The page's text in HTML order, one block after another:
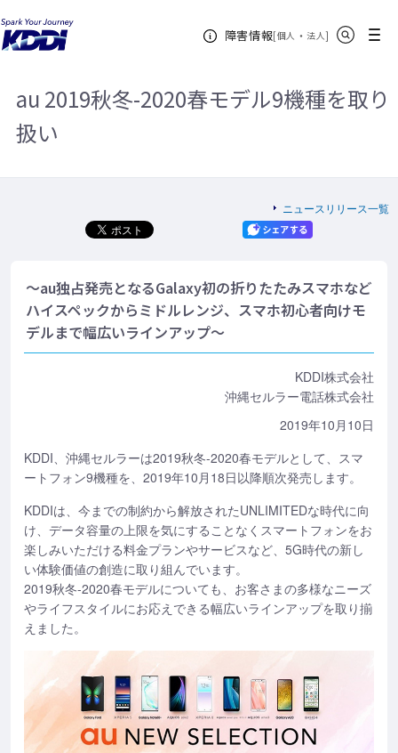
障害情報[個人 ・ 法人新規ウィンドウ
]
メニュー
KDDIホーム
2019秋冬-2020春モデル9機種を取り扱い
au 2019秋冬-2020春モデル9機種を取り
扱い
ニュースリリース一覧
～au独占発売となるGalaxy初の折りたたみスマホなど
ハイスペックからミドルレンジ、スマホ初心者向けモ
デルまで幅広いラインアップ～
KDDI株式会社
沖縄セルラー電話株式会社
2019年10月10日
KDDI、沖縄セルラーは2019秋冬-2020春モデルとして、スマ
ートフォン9機種を、2019年10月18日以降順次発売します。
KDDIは、今までの制約から解放されたUNLIMITEDな時代に向
け、データ容量の上限を気にすることなくスマートフォンをお
楽しみいただける料金プランやサービスなど、5G時代の新し
い体験価値の創造に取り組んでいます。
2019秋冬-2020春モデルについても、お客さまの多様なニーズ
やライフスタイルにお応えできる幅広いラインアップを取り揃
えました。